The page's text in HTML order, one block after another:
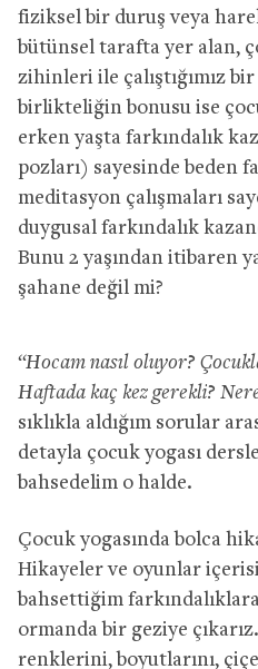
fiziksel bir duruş veya
bütünsel tarafta yer alan,
zihinleri ile çalıştığımız
birlikteliğin bonusu ise
erken yaşta farkındalık
pozları) sayesinde beden
meditasyon çalışmaları
duygusal farkındalık
Bunu 2 yaşından itibaren
şahane değil mi?
“Hocam nasıl oluyor?
Haftada kaç kez gerekli?
sıklıkla aldığım sorular
detayla çocuk yogası
bahsedelim o halde.
Çocuk yogasında bolca
Hikayeler ve oyunlar
bahsettiğim
ormanda bir geziye
renklerini, boyutlarını,